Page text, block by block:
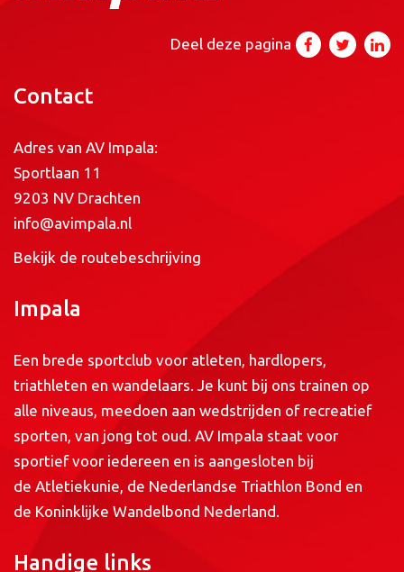
Deel deze pagina
Contact
Adres van AV Impala:
Sportlaan 11
9203 NV Drachten
info@avimpala.nl
Bekijk de routebeschrijving
Impala
Een brede sportclub voor atleten, hardlopers,
triathleten en wandelaars. Je kunt bij ons trainen op
alle niveaus, meedoen aan wedstrijden of recreatief
sporten, van jong tot oud. AV Impala staat voor
sportief voor iedereen en is aangesloten bij
de Atletiekunie, de Nederlandse Triathlon Bond en
de Koninklijke Wandelbond Nederland.
Handige links